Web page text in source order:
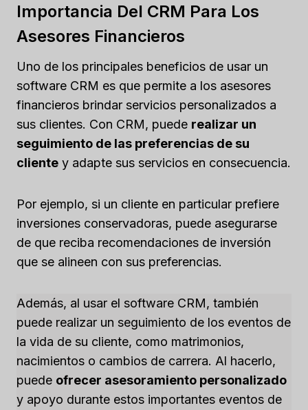
Importancia Del CRM Para Los
Asesores Financieros
Uno de los principales beneficios de usar un
software CRM es que permite a los asesores
financieros brindar servicios personalizados a
sus clientes. Con CRM, puede realizar un
seguimiento de las preferencias de su
cliente y adapte sus servicios en consecuencia.
Por ejemplo, si un cliente en particular prefiere
inversiones conservadoras, puede asegurarse
de que reciba recomendaciones de inversión
que se alineen con sus preferencias.
Además, al usar el software CRM, también
puede realizar un seguimiento de los eventos de
la vida de su cliente, como matrimonios,
nacimientos o cambios de carrera. Al hacerlo,
puede ofrecer asesoramiento personalizado
y apoyo durante estos importantes eventos de